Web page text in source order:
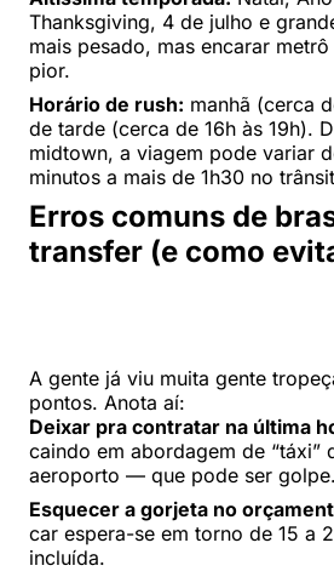
Thanksgiving, 4 de julho e
mais pesado, mas encarar
pior.
Horário de rush: manhã (cerca
de tarde (cerca de 16h às 19h).
midtown, a viagem pode variar
minutos a mais de 1h30 no
Erros comuns de
transfer (e como
A gente já viu muita gente
pontos. Anota aí:
Deixar pra contratar na última
caindo em abordagem de “táxi”
aeroporto — que pode ser golpe.
Esquecer a gorjeta no
car espera-se em torno de 15 a
incluída.